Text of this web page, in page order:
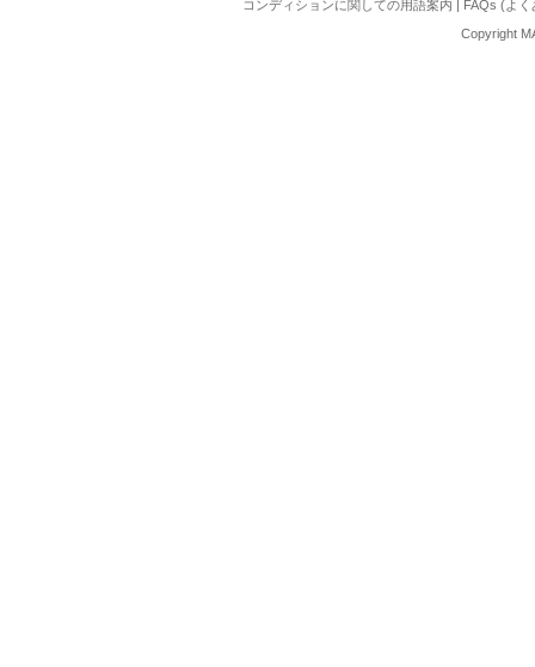
コンディションに関しての用語案内
FAQs (よ
Copyright